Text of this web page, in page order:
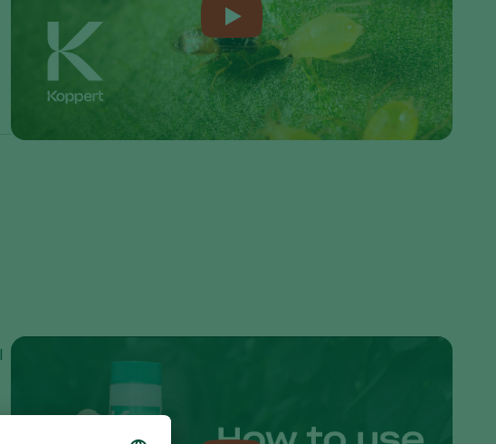
Kenya
Korea
Mexico
Netherlands
Paraguay